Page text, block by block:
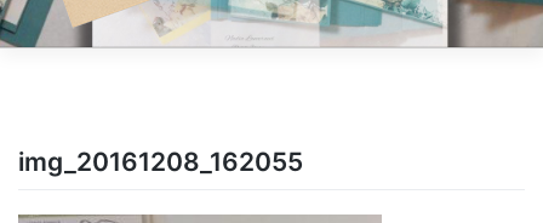
img_20161208_162055